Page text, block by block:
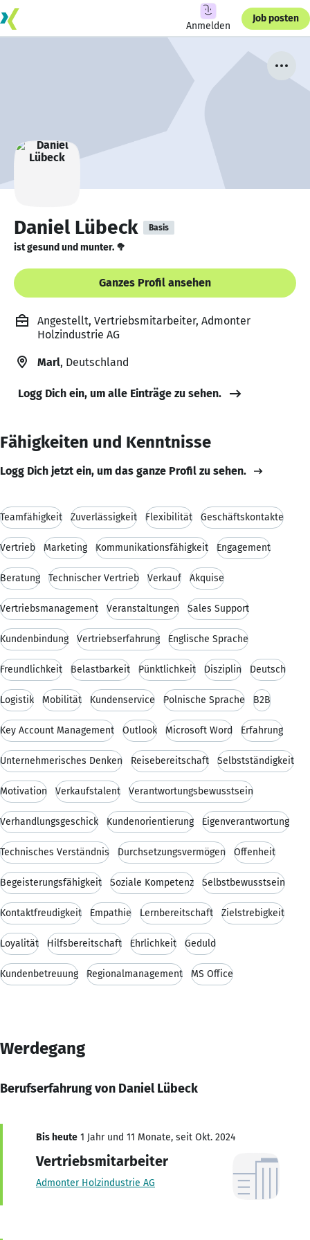
Anmelden
Job posten
Daniel Lübeck Basis
ist gesund und munter. 🥦
Ganzes Profil ansehen
Angestellt, Vertriebsmitarbeiter, Admonter
Holzindustrie AG
Marl, Deutschland
Logg Dich ein, um alle Einträge zu sehen.
Fähigkeiten und Kenntnisse
Logg Dich jetzt ein, um das ganze Profil zu sehen.
Teamfähigkeit Zuverlässigkeit Flexibilität Geschäftskontakte
Vertrieb Marketing Kommunikationsfähigkeit Engagement
Beratung Technischer Vertrieb Verkauf Akquise
Vertriebsmanagement Veranstaltungen Sales Support
Kundenbindung Vertriebserfahrung Englische Sprache
Freundlichkeit Belastbarkeit Pünktlichkeit Disziplin Deutsch
Logistik Mobilität Kundenservice Polnische Sprache B2B
Key Account Management Outlook Microsoft Word Erfahrung
Unternehmerisches Denken Reisebereitschaft Selbstständigkeit
Motivation Verkaufstalent Verantwortungsbewusstsein
Verhandlungsgeschick Kundenorientierung Eigenverantwortung
Technisches Verständnis Durchsetzungsvermögen Offenheit
Begeisterungsfähigkeit Soziale Kompetenz Selbstbewusstsein
Kontaktfreudigkeit Empathie Lernbereitschaft Zielstrebigkeit
Loyalität Hilfsbereitschaft Ehrlichkeit Geduld
Kundenbetreuung Regionalmanagement MS Office
Werdegang
Berufserfahrung von Daniel Lübeck
Bis heute 1 Jahr und 11 Monate, seit Okt. 2024
Vertriebsmitarbeiter
Admonter Holzindustrie AG